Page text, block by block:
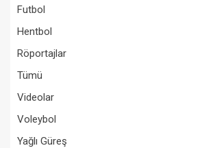
Futbol
Hentbol
Röportajlar
Tümü
Videolar
Voleybol
Yağlı Güreş